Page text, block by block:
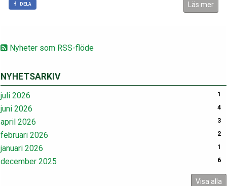
Nyheter som RSS-flöde
NYHETSARKIV
juli 2026 1
juni 2026 4
april 2026 3
februari 2026 2
januari 2026 1
december 2025 6
Visa alla
DELA Läs mer